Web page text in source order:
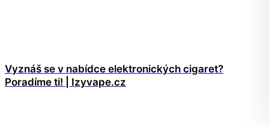
Vyznáš se v nabídce elektronických cigaret?
Poradíme ti! | Izyvape.cz